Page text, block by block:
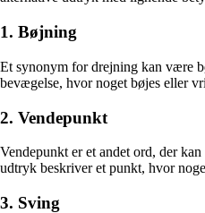
1. Bøjning
Et synonym for drejning kan være
bevægelse, hvor noget bøjes eller
2. Vendepunkt
Vendepunkt er et andet ord, der
udtryk beskriver et punkt, hvor
3. Sving